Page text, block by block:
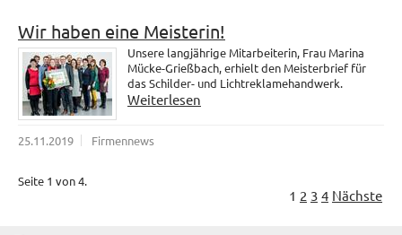
Wir haben eine Meisterin!
Unsere langjährige Mitarbeiterin, Frau Marina
Mücke-Grießbach, erhielt den Meisterbrief für
das Schilder- und Lichtreklamehandwerk.
Weiterlesen
25.11.2019 Firmennews
Seite 1 von 4.
1 2 3 4 Nächste